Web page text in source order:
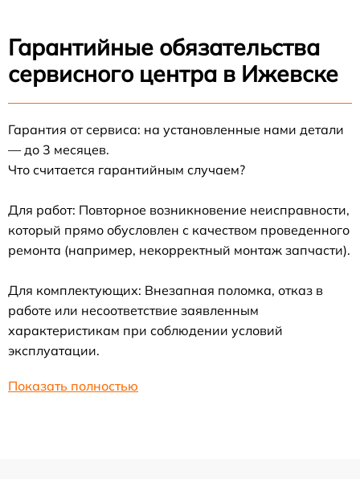
Гарантийные обязательства
сервисного центра в Ижевске
Гарантия от сервиса: на установленные нами детали
— до 3 месяцев.
Что считается гарантийным случаем?
Для работ: Повторное возникновение неисправности,
который прямо обусловлен с качеством проведенного
ремонта (например, некорректный монтаж запчасти).
Для комплектующих: Внезапная поломка, отказ в
работе или несоответствие заявленным
характеристикам при соблюдении условий
эксплуатации.
Показать полностью